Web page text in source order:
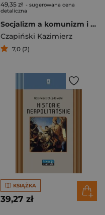
49,35 zł - sugerowana cena
detaliczna
Socjalizm a komunizm i faszyzm
Czapiński Kazimierz
7,0 (2)
KSIĄŻKA
39,27 zł